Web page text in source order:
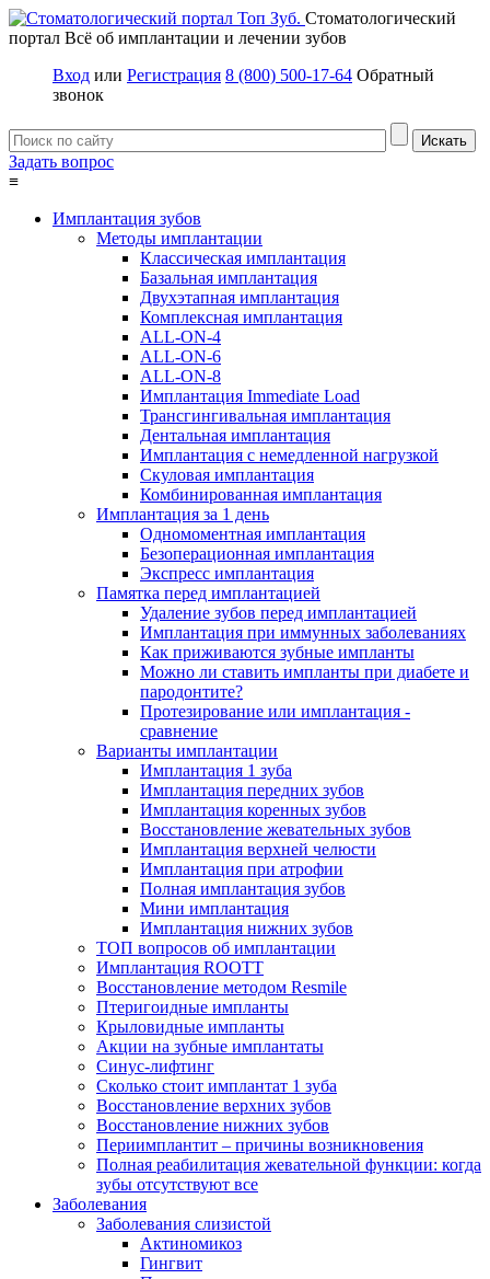
Стоматологический
портал Всё об имплантации и лечении зубов
Вход или Регистрация 8 (800) 500-17-64 Обратный
звонок
Задать вопрос
≡
Имплантация зубов
Методы имплантации
Классическая имплантация
Базальная имплантация
Двухэтапная имплантация
Комплексная имплантация
ALL-ON-4
ALL-ON-6
ALL-ON-8
Имплантация Immediate Load
Трансгингивальная имплантация
Дентальная имплантация
Имплантация с немедленной нагрузкой
Скуловая имплантация
Комбинированная имплантация
Имплантация за 1 день
Одномоментная имплантация
Безоперационная имплантация
Экспресс имплантация
Памятка перед имплантацией
Удаление зубов перед имплантацией
Имплантация при иммунных заболеваниях
Как приживаются зубные импланты
Можно ли ставить импланты при диабете и
пародонтите?
Протезирование или имплантация -
сравнение
Варианты имплантации
Имплантация 1 зуба
Имплантация передних зубов
Имплантация коренных зубов
Восстановление жевательных зубов
Имплантация верхней челюсти
Имплантация при атрофии
Полная имплантация зубов
Мини имплантация
Имплантация нижних зубов
ТОП вопросов об имплантации
Имплантация ROOTT
Восстановление методом Resmile
Птеригоидные импланты
Крыловидные импланты
Акции на зубные имплантаты
Синус-лифтинг
Сколько стоит имплантат 1 зуба
Восстановление верхних зубов
Восстановление нижних зубов
Периимплантит – причины возникновения
Полная реабилитация жевательной функции: когда
зубы отсутствуют все
Заболевания
Заболевания слизистой
Актиномикоз
Гингвит